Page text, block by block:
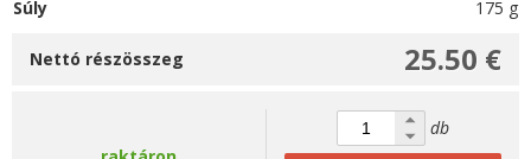
Súly
175 g
25.50 €
Nettó részösszeg
db